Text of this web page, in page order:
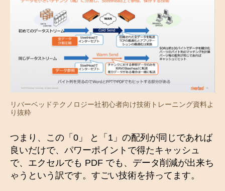
リバーベッドテクノロジー社初心者向け技術トレーニング資料よ
り抜粋
つまり、この「0」 と「1」の配列が同じであれば
良いだけで、パワーポイントで得たキャッシュ
で、エクセルでも PDF でも、データ削減が出来ち
ゃうという訳です。すごい技術を持ってます。